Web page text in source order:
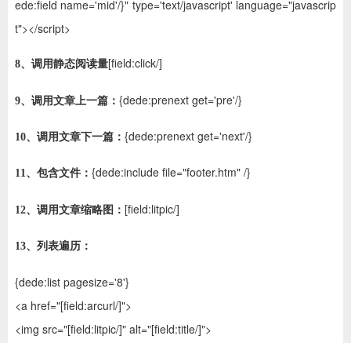
ede:field name='mid'/}" type='text/javascript' language="javascrip
t"></script>
8、调用静态阅读量[field:click/]
9、调用文章上一篇：{dede:prenext get='pre'/}
10、调用文章下一篇：{dede:prenext get='next'/}
11、包含文件：{dede:include file="footer.htm" /}
12、调用文章缩略图： [field:litpic/]
13、列表遍历：
{dede:list pagesize='8'}
<a href="[field:arcurl/]">
<img src="[field:litpic/]" alt="[field:title/]">